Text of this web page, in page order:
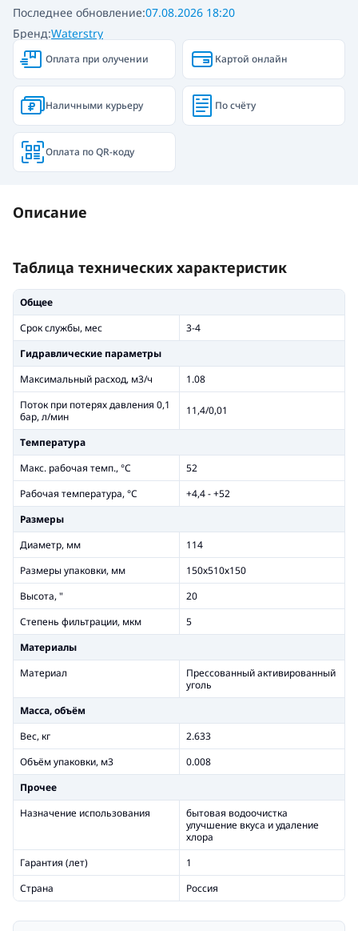
Бренд:Waterstry
Последнее обновление:07.08.2026 18:20
Оплата при олучении Картой онлайн
Наличными курьеру По счёту
Оплата по QR-коду
Описание
Таблица технических характеристик
Общее
Срок службы, мес
3-4
Гидравлические параметры
Максимальный расход, м3/ч
1.08
Поток при потерях давления 0,1
бар, л/мин
11,4/0,01
Температура
Макс. рабочая темп., °С
52
Рабочая температура, °C
+4,4 - +52
Размеры
Диаметр, мм
114
Размеры упаковки, мм
150х510х150
Высота, "
20
Степень фильтрации, мкм
5
Материалы
Материал
Прессованный активированный
уголь
Масса, объём
Вес, кг
2.633
Объём упаковки, м3
0.008
Прочее
Назначение использования
бытовая водоочистка
улучшение вкуса и удаление
хлора
Гарантия (лет)
1
Страна
Россия